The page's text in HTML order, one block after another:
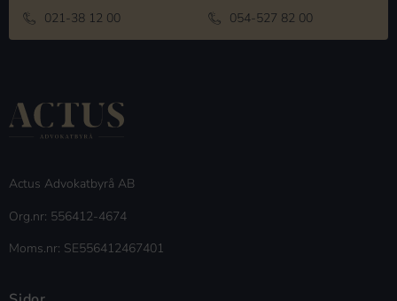
021-38 12 00
054-527 82 00
Actus Advokatbyrå AB
Org.nr: 556412-4674
Moms.nr: SE556412467401